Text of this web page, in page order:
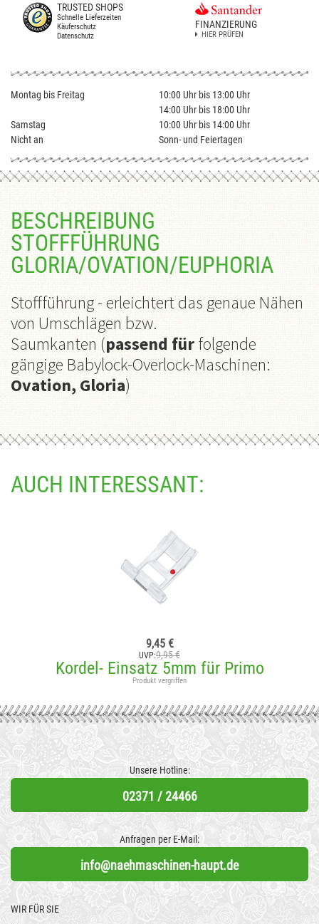
TRUSTED SHOPS
Schnelle Lieferzeiten
Käuferschutz
Datenschutz
FINANZIERUNG
HIER PRÜFEN
Montag bis Freitag
10:00 Uhr bis 13:00 Uhr
14:00 Uhr bis 18:00 Uhr
Samstag
10:00 Uhr bis 14:00 Uhr
Nicht an
Sonn- und Feiertagen
BESCHREIBUNG
STOFFFÜHRUNG
GLORIA/OVATION/EUPHORIA
Stoffführung-erleichtert das genaue Nähen
von Umschlägen bzw.
Saumkanten (passend fürfolgende
gängige Babylock-Overlock-Maschinen:
Ovation, Gloria)
AUCH INTERESSANT:
9,45 €
UVP:9,95 €
Kordel- Einsatz 5mm für Primo
Produkt vergriffen
Unsere Hotline:
02371 / 24466
Anfragen per E-Mail:
info@naehmaschinen-haupt.de
WIR FÜR SIE